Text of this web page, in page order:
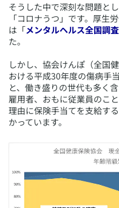
そうした中で深刻な問題と
「コロナうつ」です。厚生
は「メンタルヘルス全国調
た。
しかし、協会けんぽ（全国
おける平成30年度の傷病手
と、働き盛りの世代も多く
雇用者、おもに従業員のこ
理由に保険手当てを支給す
かっています。